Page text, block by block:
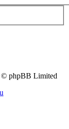
phpBB Limited